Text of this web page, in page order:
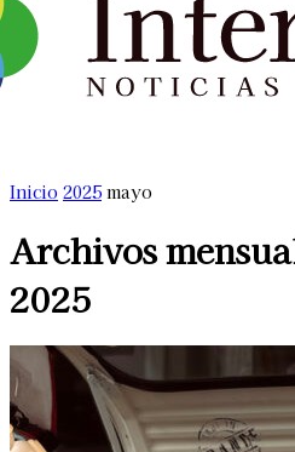
Inicio 2025 mayo
Archivos
2025